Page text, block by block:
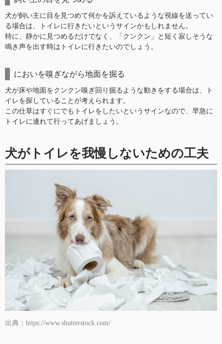
犬が飼い主に目を見つめて何かを訴えているような視線を送ってい
る場合は、トイレに行きたいというサインかもしれません。
特に、静かに見つめるだけでなく、「クンクン」と短く寂しそうな
鳴き声を出す時はトイレに行きたいのでしょう。
においを嗅ぎながら地面を掘る
犬が床や地面をクンクン嗅ぎ回り掘るような動きをする場合は、ト
イレを探していることが考えられます。
この仕草はすぐにでもトイレをしたいというサインなので、早急に
トイレに連れて行ってあげましょう。
犬がトイレを我慢しないための工夫
出典：https://www.shutterstock.com/